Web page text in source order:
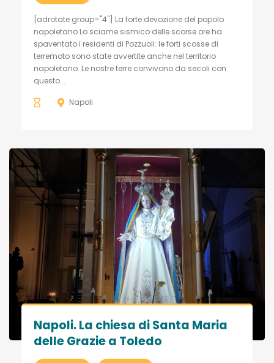
[adrotate group="4"] La forte devozione del popolo
napoletano Lo sciame sismico delle scorse ore ha
spaventato i residenti di Pozzuoli: le forti scosse di
terremoto sono state avvertite anche nel territorio
napoletano. Le nostre terre convivono da secoli con
questo...
Napoli
Napoli. La chiesa di Santa Maria
delle Grazie a Toledo